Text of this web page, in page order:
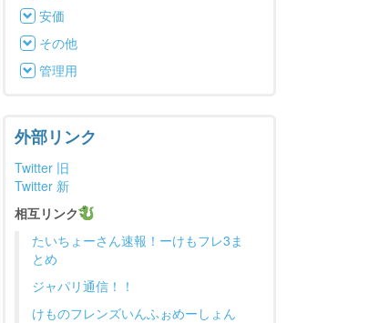
安価
その他
管理用
外部リンク
Twitter 旧
Twitter 新
相互リンク
たいちょーさん速報！ーけもフレ3ま
とめ
ジャパリ通信！！
けものフレンズいんふぉめーしょん